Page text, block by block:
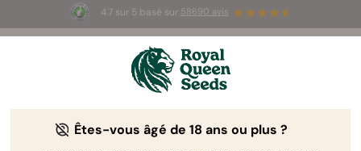
4.7 sur 5 basé sur 58690 avis
☀️ Summer Sales : jusqu'à -50 % sur
certains produits ! ⏤
Êtes-vous âgé de 18 ans ou plus ?